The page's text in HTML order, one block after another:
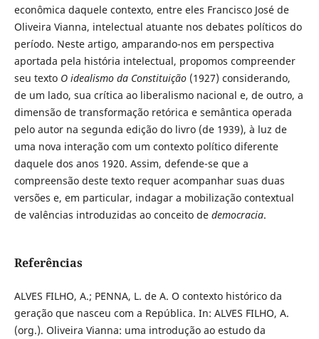
econômica daquele contexto, entre eles Francisco José de
Oliveira Vianna, intelectual atuante nos debates políticos do
período. Neste artigo, amparando-nos em perspectiva
aportada pela história intelectual, propomos compreender
seu texto O idealismo da Constituição (1927) considerando,
de um lado, sua crítica ao liberalismo nacional e, de outro, a
dimensão de transformação retórica e semântica operada
pelo autor na segunda edição do livro (de 1939), à luz de
uma nova interação com um contexto político diferente
daquele dos anos 1920. Assim, defende-se que a
compreensão deste texto requer acompanhar suas duas
versões e, em particular, indagar a mobilização contextual
de valências introduzidas ao conceito de democracia.
Referências
ALVES FILHO, A.; PENNA, L. de A. O contexto histórico da
geração que nasceu com a República. In: ALVES FILHO, A.
(org.). Oliveira Vianna: uma introdução ao estudo da